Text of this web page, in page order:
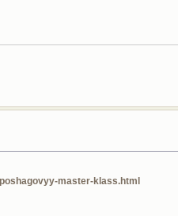
master-klass.html